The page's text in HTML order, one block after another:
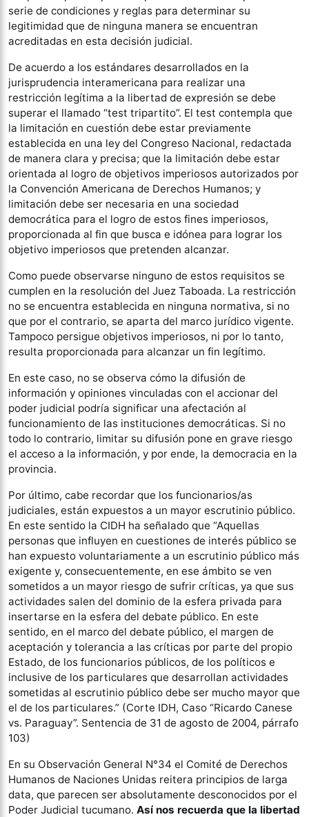
serie de condiciones y reglas para determinar su
legitimidad que de ninguna manera se encuentran
acreditadas en esta decisión judicial.
De acuerdo a los estándares desarrollados en la
jurisprudencia interamericana para realizar una
restricción legítima a la libertad de expresión se debe
superar el llamado “test tripartito”. El test contempla que
la limitación en cuestión debe estar previamente
establecida en una ley del Congreso Nacional, redactada
de manera clara y precisa; que la limitación debe estar
orientada al logro de objetivos imperiosos autorizados por
la Convención Americana de Derechos Humanos; y
limitación debe ser necesaria en una sociedad
democrática para el logro de estos fines imperiosos,
proporcionada al fin que busca e idónea para lograr los
objetivo imperiosos que pretenden alcanzar.
Como puede observarse ninguno de estos requisitos se
cumplen en la resolución del Juez Taboada. La restricción
no se encuentra establecida en ninguna normativa, si no
que por el contrario, se aparta del marco jurídico vigente.
Tampoco persigue objetivos imperiosos, ni por lo tanto,
resulta proporcionada para alcanzar un fin legítimo.
En este caso, no se observa cómo la difusión de
información y opiniones vinculadas con el accionar del
poder judicial podría significar una afectación al
funcionamiento de las instituciones democráticas. Si no
todo lo contrario, limitar su difusión pone en grave riesgo
el acceso a la información, y por ende, la democracia en la
provincia.
Por último, cabe recordar que los funcionarios/as
judiciales, están expuestos a un mayor escrutinio público.
En este sentido la CIDH ha señalado que “Aquellas
personas que influyen en cuestiones de interés público se
han expuesto voluntariamente a un escrutinio público más
exigente y, consecuentemente, en ese ámbito se ven
sometidos a un mayor riesgo de sufrir críticas, ya que sus
actividades salen del dominio de la esfera privada para
insertarse en la esfera del debate público. En este
sentido, en el marco del debate público, el margen de
aceptación y tolerancia a las críticas por parte del propio
Estado, de los funcionarios públicos, de los políticos e
inclusive de los particulares que desarrollan actividades
sometidas al escrutinio público debe ser mucho mayor que
el de los particulares.” (Corte IDH, Caso “Ricardo Canese
vs. Paraguay”. Sentencia de 31 de agosto de 2004, párrafo
103)
En su Observación General N°34 el Comité de Derechos
Humanos de Naciones Unidas reitera principios de larga
data, que parecen ser absolutamente desconocidos por el
Poder Judicial tucumano. Así nos recuerda que la libertad